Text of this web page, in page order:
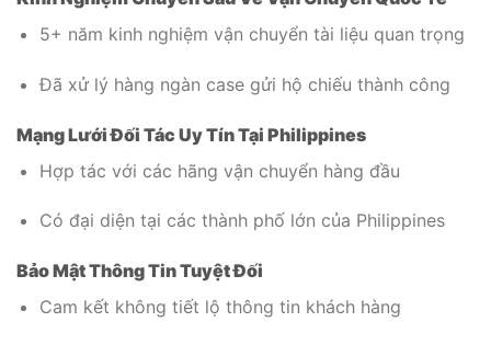
5+ năm kinh nghiệm vận chuyển tài liệu quan trọng
Đã xử lý hàng ngàn case gửi hộ chiếu thành công
Mạng Lưới Đối Tác Uy Tín Tại Philippines
Hợp tác với các hãng vận chuyển hàng đầu
Có đại diện tại các thành phố lớn của Philippines
Bảo Mật Thông Tin Tuyệt Đối
Cam kết không tiết lộ thông tin khách hàng